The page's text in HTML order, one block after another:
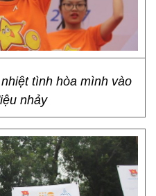
tình hòa mình vào
nhảy